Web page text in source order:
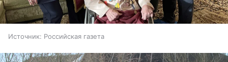
Источник: Российская газета